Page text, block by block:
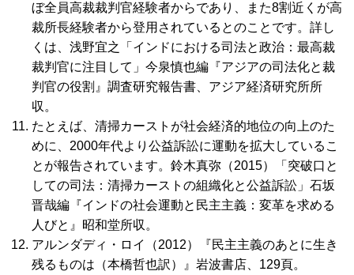
ぼ全員高裁裁判官経験者からであり、また8割近くが高
裁所長経験者から登用されているとのことです。詳し
くは、浅野宜之「インドにおける司法と政治：最高裁
裁判官に注目して」今泉慎也編『アジアの司法化と裁
判官の役割』調査研究報告書、アジア経済研究所所
収。
たとえば、清掃カーストが社会経済的地位の向上のた
めに、2000年代より公益訴訟に運動を拡大しているこ
とが報告されています。鈴木真弥（2015）「突破口と
しての司法：清掃カーストの組織化と公益訴訟」石坂
晋哉編『インドの社会運動と民主主義：変革を求める
人びと』昭和堂所収。
アルンダディ・ロイ（2012）『民主主義のあとに生き
残るものは（本橋哲也訳）』岩波書店、129頁。